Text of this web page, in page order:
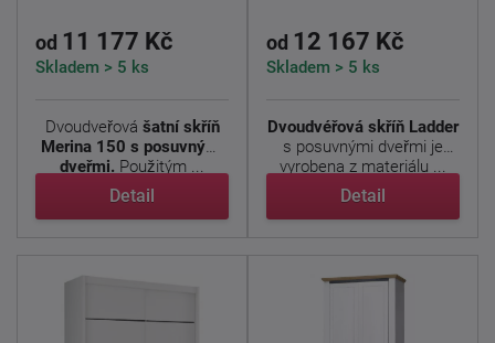
od 11 177 Kč
Skladem > 5 ks
Dvoudveřová šatní skříň
Merina 150 s posuvnými
dveřmi. Použitým ...
Detail
od 12 167 Kč
Skladem > 5 ks
Dvoudvéřová skříň Ladder
s posuvnými dveřmi je
vyrobena z materiálu ...
Detail